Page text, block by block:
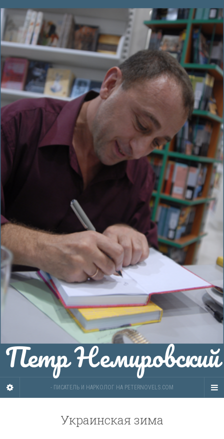
Петр Немировский
- ПИСАТЕЛЬ И НАРКОЛОГ НА PETERNOVELS.COM
Украинская зима